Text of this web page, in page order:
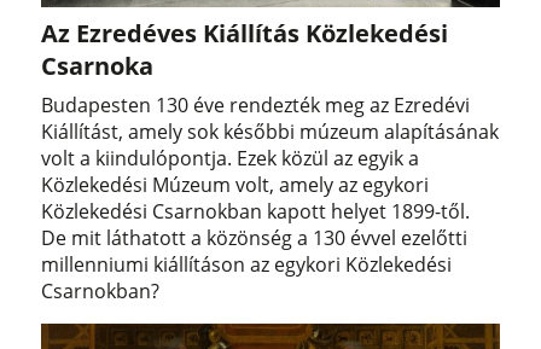
Az Ezredéves Kiállítás Közlekedési
Csarnoka
Budapesten 130 éve rendezték meg az Ezredévi
Kiállítást, amely sok későbbi múzeum alapításának
volt a kiindulópontja. Ezek közül az egyik a
Közlekedési Múzeum volt, amely az egykori
Közlekedési Csarnokban kapott helyet 1899-től.
De mit láthatott a közönség a 130 évvel ezelőtti
millenniumi kiállításon az egykori Közlekedési
Csarnokban?